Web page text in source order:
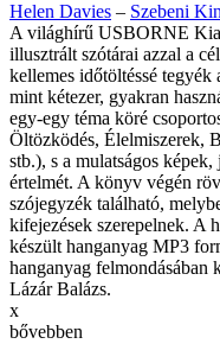
Helen Davies – Szebeni
A világhírű USBORNE
illusztrált szótárai azzal a
kellemes időtöltéssé
mint kétezer, gyakran
egy-egy téma köré
Öltözködés, Élelmiszerek,
stb.), s a mulatságos
értelmét. A könyv végén
szójegyzék található,
kifejezések szerepelnek. A
készült hanganyag MP3
hanganyag felmondásában
Lázár Balázs.
x
bővebben